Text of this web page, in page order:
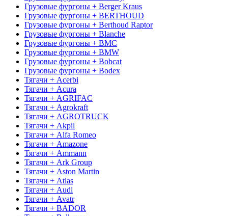
Грузовые фургоны + Berger Kraus
Грузовые фургоны + BERTHOUD
Грузовые фургоны + Berthoud Raptor
Грузовые фургоны + Blanche
Грузовые фургоны + BMC
Грузовые фургоны + BMW
Грузовые фургоны + Bobcat
Грузовые фургоны + Bodex
Тягачи + Acerbi
Тягачи + Acura
Тягачи + AGRIFAC
Тягачи + Agrokraft
Тягачи + AGROTRUCK
Тягачи + Akpil
Тягачи + Alfa Romeo
Тягачи + Amazone
Тягачи + Ammann
Тягачи + Ark Group
Тягачи + Aston Martin
Тягачи + Atlas
Тягачи + Audi
Тягачи + Avatr
Тягачи + BADOR